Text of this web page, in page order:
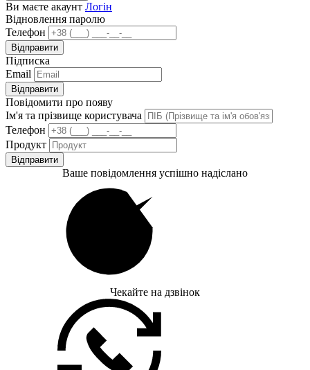
Ви маєте акаунт Логін
Відновлення паролю
Телефон
Відправити
Підписка
Email
Відправити
Повідомити про появу
Ім'я та прізвище користувача
Телефон
Продукт
Відправити
Ваше повідомлення успішно надіслано
Чекайте на дзвінок